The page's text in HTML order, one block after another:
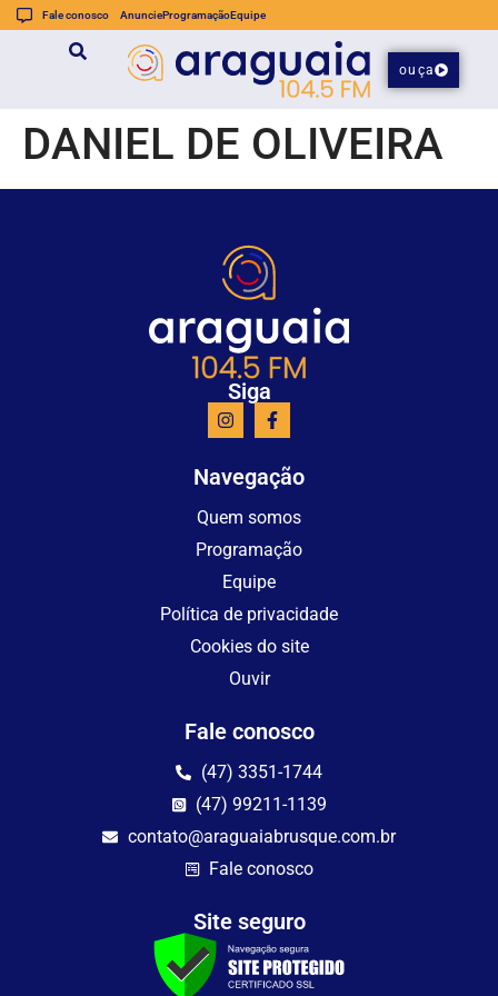
Fale conosco AnuncieProgramaçãoEquipe
ouça
DANIEL DE OLIVEIRA
Siga
Navegação
Quem somos
Programação
Equipe
Política de privacidade
Cookies do site
Ouvir
Fale conosco
(47) 3351-1744
(47) 99211-1139
contato@araguaiabrusque.com.br
Fale conosco
Site seguro